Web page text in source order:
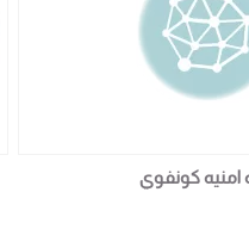
امنيه كونفوي